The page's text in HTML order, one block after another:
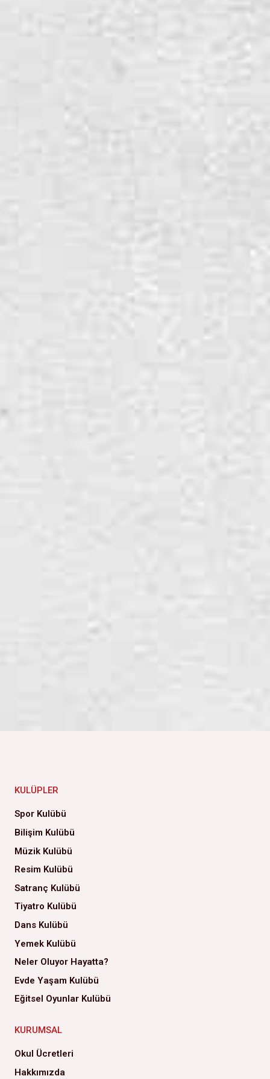
KULÜPLER
Spor Kulübü
Bilişim Kulübü
Müzik Kulübü
Resim Kulübü
Satranç Kulübü
Tiyatro Kulübü
Dans Kulübü
Yemek Kulübü
Neler Oluyor Hayatta?
Evde Yaşam Kulübü
Eğitsel Oyunlar Kulübü
KURUMSAL
Okul Ücretleri
Hakkımızda